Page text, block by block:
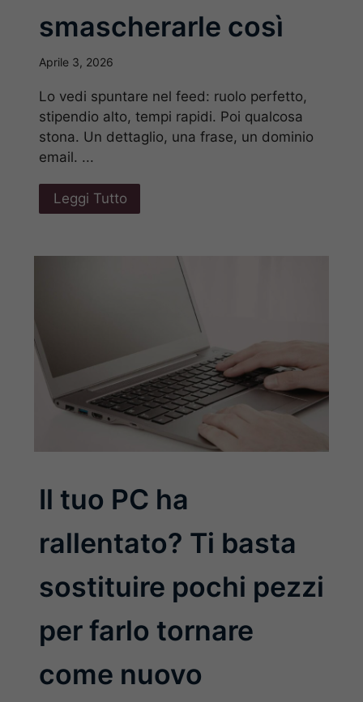
smascherarle così
Aprile 3, 2026
Lo vedi spuntare nel feed: ruolo perfetto,
stipendio alto, tempi rapidi. Poi qualcosa
stona. Un dettaglio, una frase, un dominio
email. ...
Leggi Tutto
Il tuo PC ha
rallentato? Ti basta
sostituire pochi pezzi
per farlo tornare
come nuovo